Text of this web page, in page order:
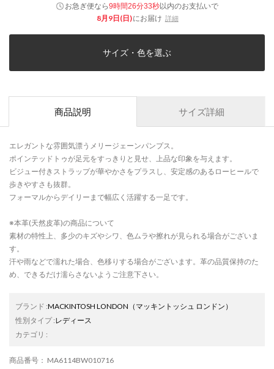
お急ぎ便なら9時間26分33秒以内のお支払いで
8月9日(日)にお届け 詳細
サイズ・色を選ぶ
商品説明 サイズ詳細
エレガントな雰囲気漂うメリージェーンパンプス。
ポインテッドトゥが足元をすっきりと見せ、上品な印象を与えます。
ビジュー付きストラップが華やかさをプラスし、安定感のあるローヒールで
歩きやすさも抜群。
フォーマルからデイリーまで幅広く活躍する一足です。
※本革(天然皮革)の商品について
素材の特性上、多少のキズやシワ、色ムラや擦れが見られる場合がございま
す。
汗や雨などで濡れた場合、色移りする場合がございます。革の品質保持のた
め、できるだけ濡らさないようご注意下さい。
ブランド :MACKINTOSH LONDON （マッキントッシュ ロンドン）
性別タイプ:レディース
カテゴリ :
商品番号 ： MA6114BW010716